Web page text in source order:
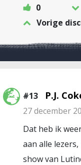
0
Vorige
#13 P.J.
27 december
Dat heb ik
aan alle
show van